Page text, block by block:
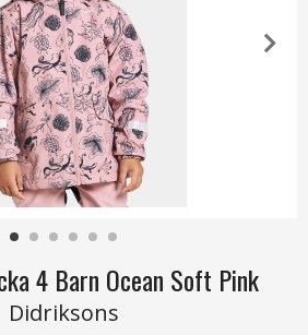
4 Barn Ocean Soft Pink
Didriksons